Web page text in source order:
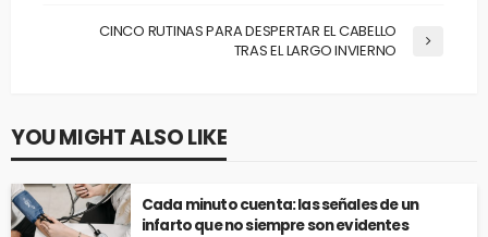
CINCO RUTINAS PARA DESPERTAR EL CABELLO
TRAS EL LARGO INVIERNO
YOU MIGHT ALSO LIKE
Cada minuto cuenta: las señales de un
infarto que no siempre son evidentes